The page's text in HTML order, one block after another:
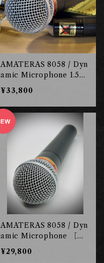
AMATERAS 8058 / Dyn
amic Microphone 1.5ｍ
ケーブルセット ［長岡工
房］
¥33,800
AMATERAS 8058 / Dyn
amic Microphone ［長
岡工房］
¥29,800